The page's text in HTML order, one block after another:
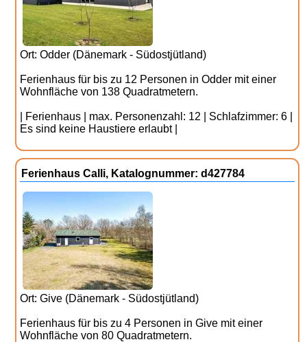
Ort: Odder (Dänemark - Südostjütland)
Ferienhaus für bis zu 12 Personen in Odder mit einer
Wohnfläche von 138 Quadratmetern.
| Ferienhaus | max. Personenzahl: 12 | Schlafzimmer: 6 |
Es sind keine Haustiere erlaubt |
Ferienhaus Calli, Katalognummer: d427784
Ort: Give (Dänemark - Südostjütland)
Ferienhaus für bis zu 4 Personen in Give mit einer
Wohnfläche von 80 Quadratmetern.